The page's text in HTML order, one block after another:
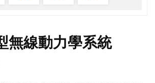
無線動力學系統